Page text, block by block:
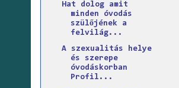
Hat dolog amit
minden óvodás
szülőjének a
felvilág...
A szexualitás helye
és szerepe
óvodáskorban
Profil...